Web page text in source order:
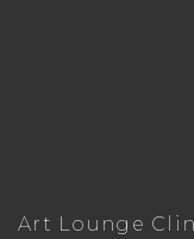
Art Lounge